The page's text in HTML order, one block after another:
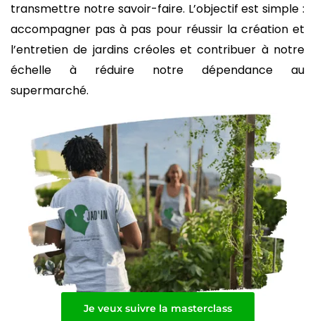
transmettre notre savoir-faire. L’objectif est simple :
accompagner pas à pas pour réussir la création et
l’entretien de jardins créoles et contribuer à notre
échelle à réduire notre dépendance au
supermarché.
Je veux suivre la masterclass